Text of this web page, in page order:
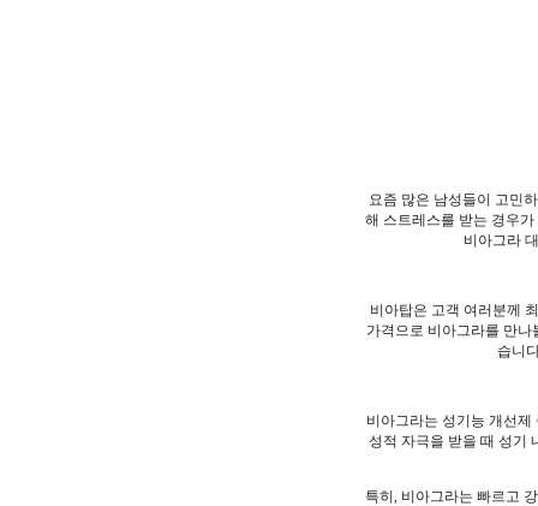
요즘 많은 남성들이 고민
해 스트레스를 받는 경우
비아그라
비아탑은 고객 여러분께
가격으로 비아그라를 만
습니
비아그라는 성기능 개선
성적 자극을 받을 때 성기
특히, 비아그라는 빠르고